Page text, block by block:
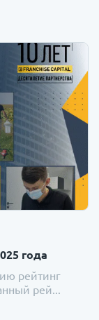
года
рейтинг
рей...